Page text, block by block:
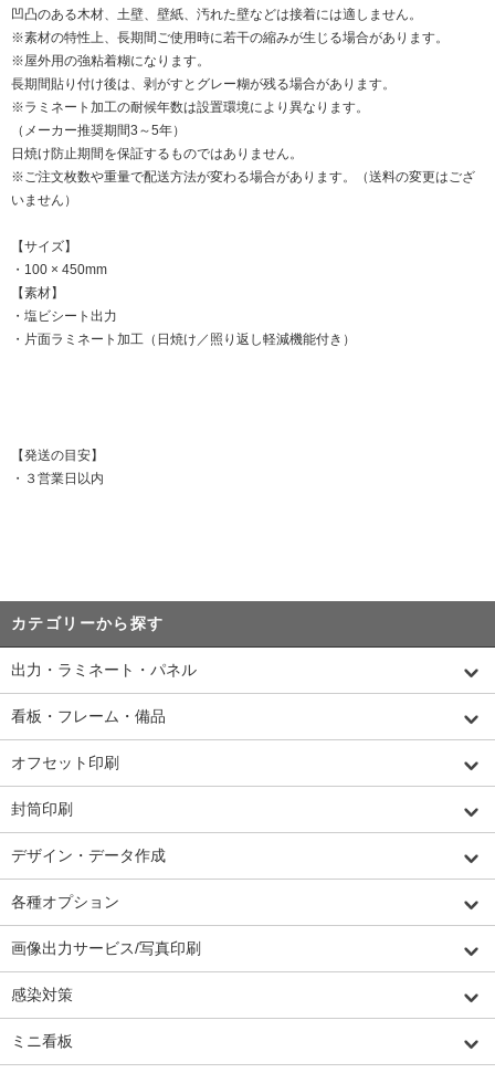
凹凸のある木材、土壁、壁紙、汚れた壁などは接着には適しません。
※素材の特性上、長期間ご使用時に若干の縮みが生じる場合があります。
※屋外用の強粘着糊になります。
長期間貼り付け後は、剥がすとグレー糊が残る場合があります。
※ラミネート加工の耐候年数は設置環境により異なります。
（メーカー推奨期間3～5年）
日焼け防止期間を保証するものではありません。
※ご注文枚数や重量で配送方法が変わる場合があります。（送料の変更はござ
いません）
【サイズ】
・100 × 450mm
【素材】
・塩ビシート出力
・片面ラミネート加工（日焼け／照り返し軽減機能付き）
【発送の目安】
・３営業日以内
カテゴリーから探す
出力・ラミネート・パネル
看板・フレーム・備品
オフセット印刷
封筒印刷
デザイン・データ作成
各種オプション
画像出力サービス/写真印刷
感染対策
ミニ看板